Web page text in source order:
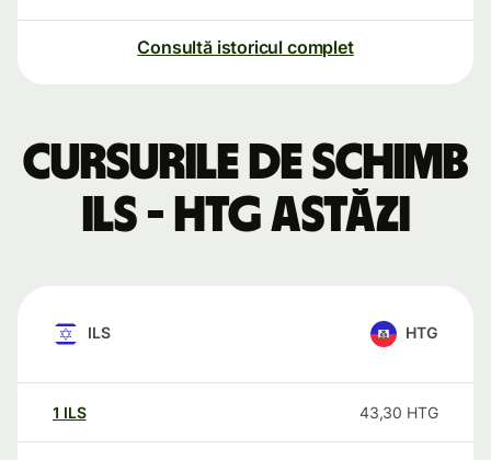
Consultă istoricul complet
Cursurile de schimb
ILS - HTG astăzi
ILS HTG
1 ILS 43,30 HTG